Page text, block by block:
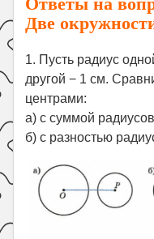
Психология
Летом!
Поиск
Две
1. Пусть радиус
другой − 1 см.
центрами:
а) с суммой
б) с разностью